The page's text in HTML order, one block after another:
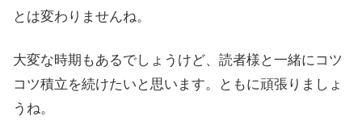
とは変わりませんね。
大変な時期もあるでしょうけど、読者様と一緒にコツ
コツ積立を続けたいと思います。ともに頑張りましょ
うね。